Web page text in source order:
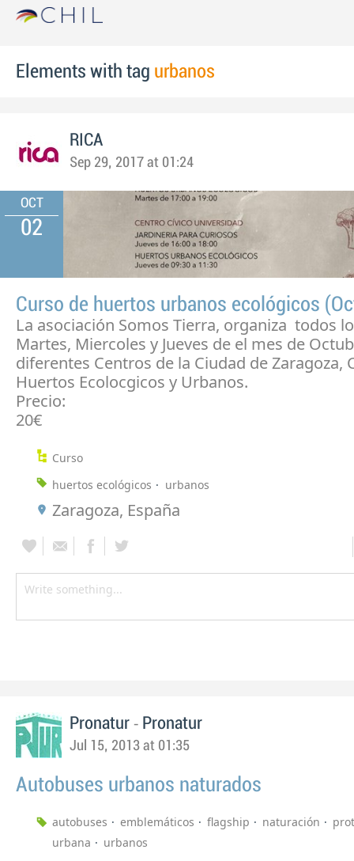
Elements with tag urbanos
RICA
Sep 29, 2017 at 01:24
OCT
02
Curso de huertos urbanos ecológicos
La asociación Somos Tierra, organiza todos
Martes, Miercoles y Jueves de el mes de
diferentes Centros de la Ciudad de Zaragoza,
Huertos Ecolocgicos y Urbanos.
Precio:
20€
Curso
huertos ecológicos
urbanos
Zaragoza, España
Pronatur - Pronatur
Jul 15, 2013 at 01:35
Autobuses urbanos naturados
autobuses emblemáticos flagship naturación
urbana
urbanos